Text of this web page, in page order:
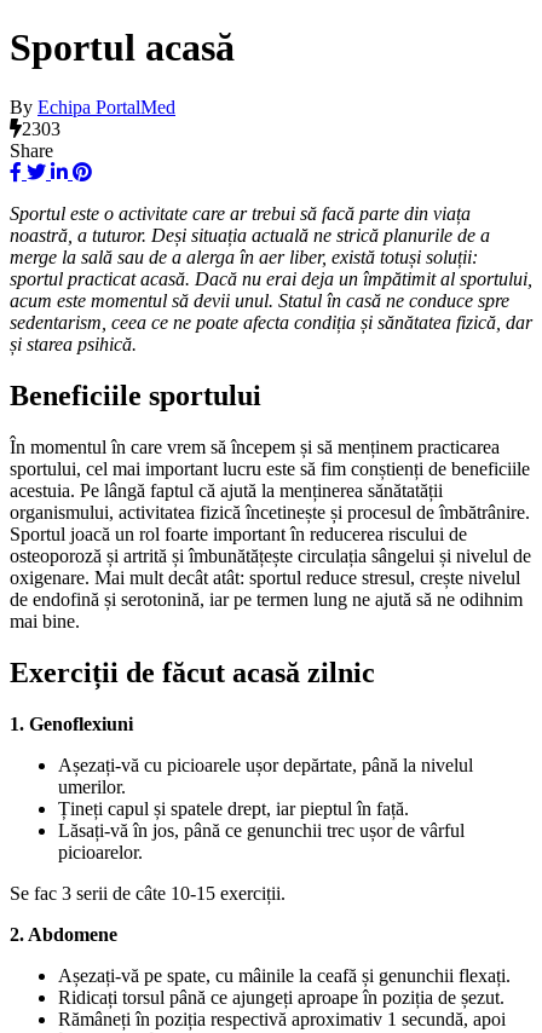
Sportul acasă
By Echipa PortalMed
2303
Share
Sportul este o activitate care ar trebui să facă parte din viața
noastră, a tuturor. Deși situația actuală ne strică planurile de a
merge la sală sau de a alerga în aer liber, există totuși soluții:
sportul practicat acasă. Dacă nu erai deja un împătimit al sportului,
acum este momentul să devii unul. Statul în casă ne conduce spre
sedentarism, ceea ce ne poate afecta condiția și sănătatea fizică, dar
și starea psihică.
Beneficiile sportului
În momentul în care vrem să începem și să menținem practicarea
sportului, cel mai important lucru este să fim conștienți de beneficiile
acestuia. Pe lângă faptul că ajută la menținerea sănătatății
organismului, activitatea fizică încetinește și procesul de îmbătrânire.
Sportul joacă un rol foarte important în reducerea riscului de
osteoporoză și artrită și îmbunătățește circulația sângelui și nivelul de
oxigenare. Mai mult decât atât: sportul reduce stresul, crește nivelul
de endofină și serotonină, iar pe termen lung ne ajută să ne odihnim
mai bine.
Exerciții de făcut acasă zilnic
1. Genoflexiuni
Așezați-vă cu picioarele ușor depărtate, până la nivelul
umerilor.
Țineți capul și spatele drept, iar pieptul în față.
Lăsați-vă în jos, până ce genunchii trec ușor de vârful
picioarelor.
Se fac 3 serii de câte 10-15 exerciții.
2. Abdomene
Așezați-vă pe spate, cu mâinile la ceafă și genunchii flexați.
Ridicați torsul până ce ajungeți aproape în poziția de șezut.
Rămâneți în poziția respectivă aproximativ 1 secundă, apoi